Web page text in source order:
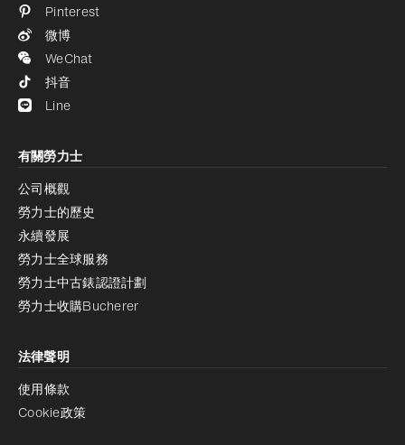
Pinterest
微博
WeChat
抖音
Line
有關勞力士
公司概觀
勞力士的歷史
永續發展
勞力士全球服務
勞力士中古錶認證計劃
勞力士收購Bucherer
法律聲明
使用條款
Cookie政策